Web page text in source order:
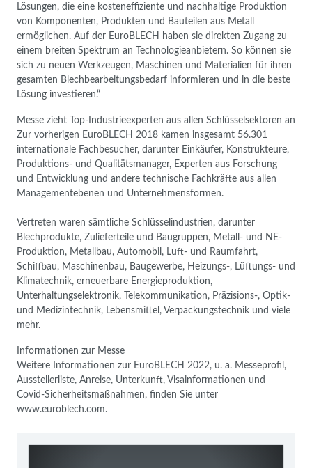
Lösungen, die eine kosteneffiziente und nachhaltige Produktion
von Komponenten, Produkten und Bauteilen aus Metall
ermöglichen. Auf der EuroBLECH haben sie direkten Zugang zu
einem breiten Spektrum an Technologieanbietern. So können sie
sich zu neuen Werkzeugen, Maschinen und Materialien für ihren
gesamten Blechbearbeitungsbedarf informieren und in die beste
Lösung investieren.“
Messe zieht Top-Industrieexperten aus allen Schlüsselsektoren an
Zur vorherigen EuroBLECH 2018 kamen insgesamt 56.301
internationale Fachbesucher, darunter Einkäufer, Konstrukteure,
Produktions- und Qualitätsmanager, Experten aus Forschung
und Entwicklung und andere technische Fachkräfte aus allen
Managementebenen und Unternehmensformen.
Vertreten waren sämtliche Schlüsselindustrien, darunter
Blechprodukte, Zulieferteile und Baugruppen, Metall- und NE-
Produktion, Metallbau, Automobil, Luft- und Raumfahrt,
Schiffbau, Maschinenbau, Baugewerbe, Heizungs-, Lüftungs- und
Klimatechnik, erneuerbare Energieproduktion,
Unterhaltungselektronik, Telekommunikation, Präzisions-, Optik-
und Medizintechnik, Lebensmittel, Verpackungstechnik und viele
mehr.
Informationen zur Messe
Weitere Informationen zur EuroBLECH 2022, u. a. Messeprofil,
Ausstellerliste, Anreise, Unterkunft, Visainformationen und
Covid-Sicherheitsmaßnahmen, finden Sie unter
www.euroblech.com.